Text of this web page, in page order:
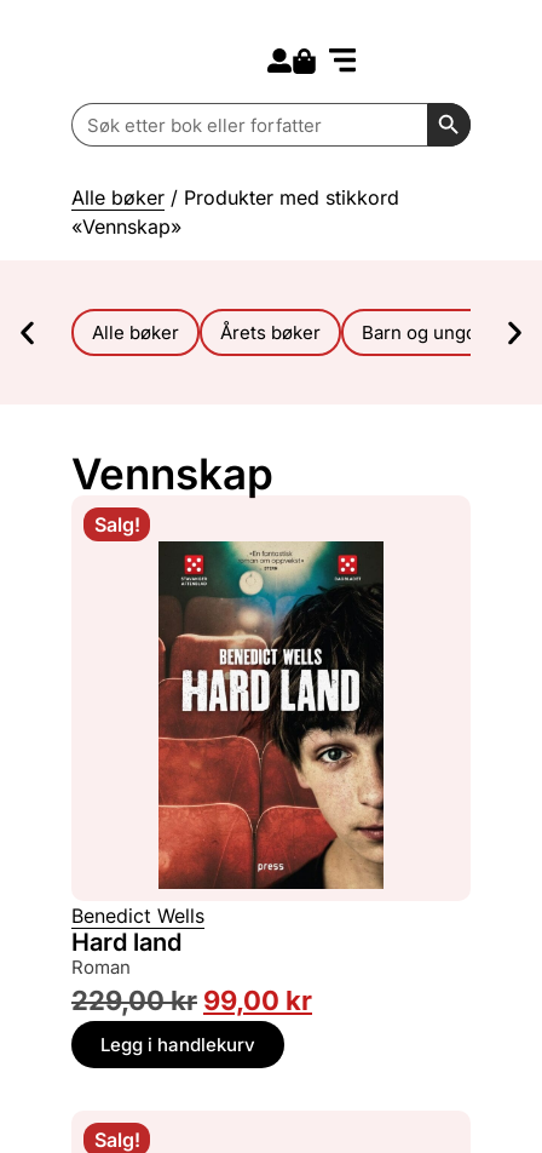
Search
for:
Search
Alle bøker / Produkter med stikkord
«Vennskap»
Alle bøker Årets bøker Barn og ungdom
Vennskap
Salg!
Benedict Wells
Hard land
roman
229,00kr 99,00 kr
Legg i handlekurv
Salg!